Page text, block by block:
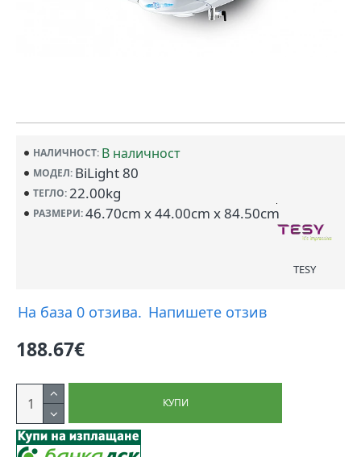
НАЛИЧНОСТ: В наличност
МОДЕЛ: BiLight 80
ТЕГЛО:22.00kg
РАЗМЕРИ:46.70cm x 44.00cm x 84.50cm
TESY
На база 0 отзива. Напишете отзив
188.67€
КУПИ